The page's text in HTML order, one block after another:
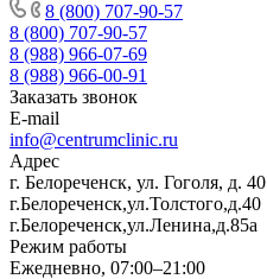
8 (800) 707-90-57
8 (800) 707-90-57
8 (988) 966-07-69
8 (988) 966-00-91
Заказать звонок
E-mail
info@centrumclinic.ru
Адрес
г. Белореченск, ул. Гоголя, д. 40
г.Белореченск,ул.Толстого,д.40
г.Белореченск,ул.Ленина,д.85а
Режим работы
Ежедневно, 07:00–21:00